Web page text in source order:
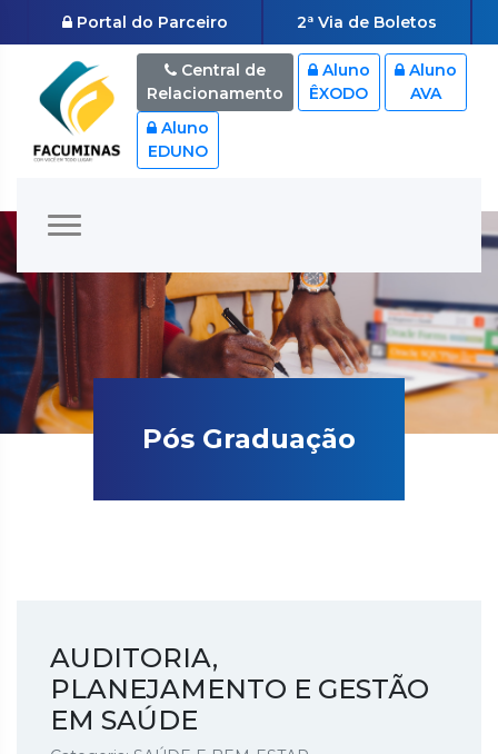
Portal do Parceiro 2ª Via de Boletos
Central de
Relacionamento
Aluno
ÊXODO
Aluno
AVA
Aluno
EDUNO
Pós Graduação
AUDITORIA,
PLANEJAMENTO E GESTÃO
EM SAÚDE